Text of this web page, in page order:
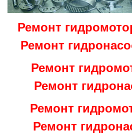
Ремонт
Ремонт
Ремонт
Ремонт
Ремонт
Ремонт